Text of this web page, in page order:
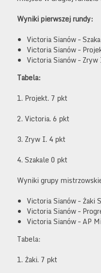
Wyniki pierwszej rundy:
Victoria Sianów –
Victoria Sianów –
Victoria Sianów –
Tabela:
1. Projekt. 7 pkt
2. Victoria. 6 pkt
3. Zryw I. 4 pkt
4. Szakale 0 pkt
Wyniki grupy
Victoria Sianów – Żaki
Victoria Sianów –
Victoria Sianów – AP
Tabela:
1. Żaki. 7 pkt